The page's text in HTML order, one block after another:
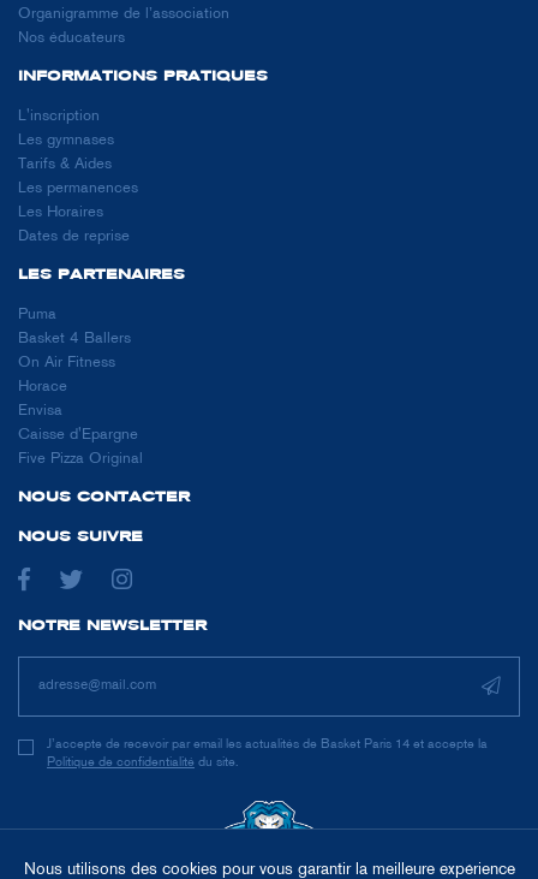
Organigramme de l’association
Nos éducateurs
INFORMATIONS PRATIQUES
L'inscription
Les gymnases
Tarifs & Aides
Les permanences
Les Horaires
Dates de reprise
LES PARTENAIRES
Puma
Basket 4 Ballers
On Air Fitness
Horace
Envisa
Caisse d'Epargne
Five Pizza Original
NOUS CONTACTER
NOUS SUIVRE
NOTRE NEWSLETTER
J’accepte de recevoir par email les actualités de Basket Paris 14 et accepte la
Politique de confidentialité du site.
Nous utilisons des cookies pour vous garantir la meilleure expérience